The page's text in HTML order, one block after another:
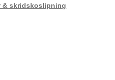
& skridskoslipning